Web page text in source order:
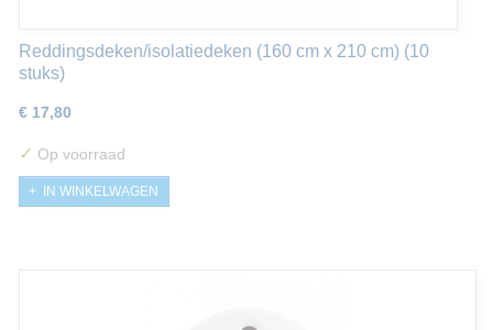
Reddingsdeken/isolatiedeken (160 cm x 210 cm) (10
stuks)
€ 17,80
✓ Op voorraad
IN WINKELWAGEN